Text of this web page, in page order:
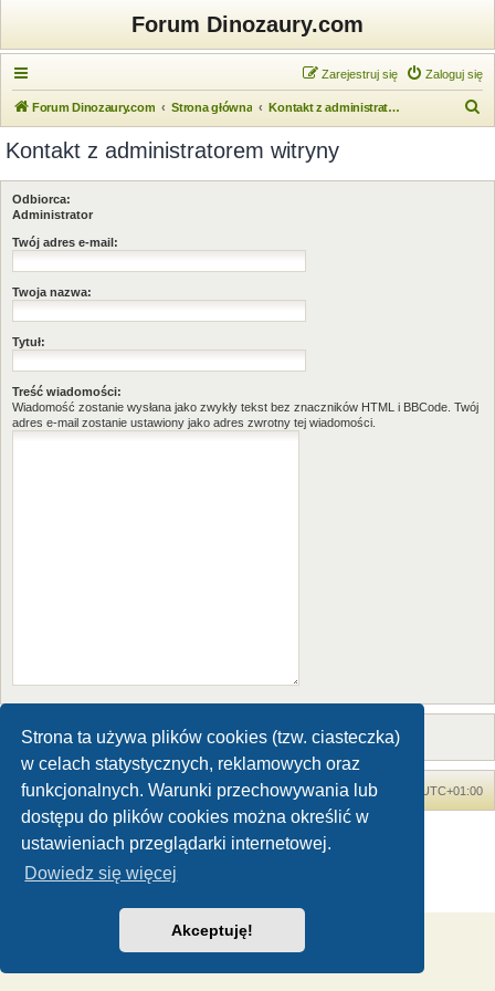
Strona ta używa plików cookies (tzw. ciasteczka)
w celach statystycznych, reklamowych oraz
funkcjonalnych. Warunki przechowywania lub
dostępu do plików cookies można określić w
ustawieniach przeglądarki internetowej.
Dowiedz się więcej
Akceptuję!
Forum Dinozaury.com
Zaloguj się
Zarejestruj się
Forum Dinozaury.com Strona główna Kontakt z administratorem witryny
k
Kontakt z administratorem witryny
Odbiorca:
Administrator
Twój adres e-mail:
Twoja nazwa:
Tytuł:
Treść wiadomości:
Wiadomość zostanie wysłana jako zwykły tekst bez znaczników HTML i BBCode. Twój
adres e-mail zostanie ustawiony jako adres zwrotny tej wiadomości.
Forum Dinozaury.com Strona główna Strefa czasowa UTC+01:00
Technologię dostarczaphpBB® Forum Software © phpBB Limited
Polski pakiet językowy dostarcza